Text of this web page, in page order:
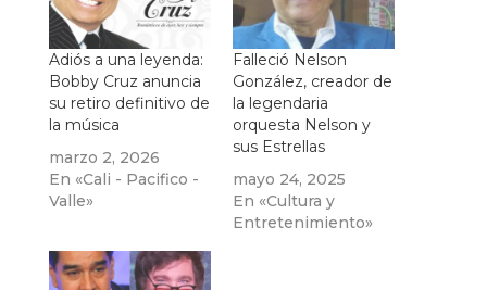
Adiós a una leyenda:
Bobby Cruz anuncia
su retiro definitivo de
la música
marzo 2, 2026
En «Cali - Pacifico -
Valle»
Falleció Nelson
González, creador de
la legendaria
orquesta Nelson y
sus Estrellas
mayo 24, 2025
En «Cultura y
Entretenimiento»